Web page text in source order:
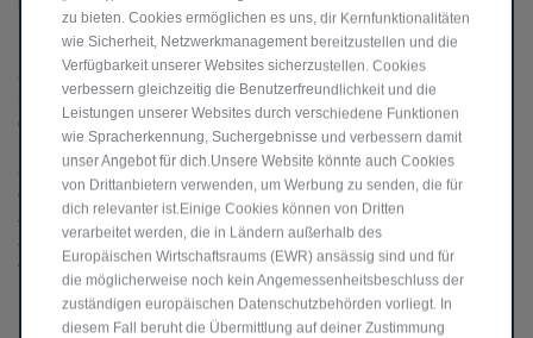
Die Sicherheit von Fahrer und Beifahrer steht beim Jeep
Compass
an erster Stelle. Der Jeep Compass bietet eine ganze Reihe aktiver
und passiver Sicherheits- und Assistenzsystemen für den Alltag,
darunter das Auffahrwarnsystem und den Spurhalteassistenten.
Beide werden serienmäßig in der gesamten Produktpalette
angeboten sowie die elektronische Stabilitätskontrolle (ESC) mit
elektronischer Wank- und Überrollkontrolle (ERM) und zusätzlicher
Seitenairbags vorne und hinten. Außerdem gehören zu den
Sicherheitsfunktionen der Totwinkel-Assistent mit hintere
Querbewegungserkennung, Adaptiver Tempomat, ParkView
Rückfahrkamera mit dynamischen Führungslinien und ParkSense
Einparksenosoren.
zu bieten. Cookies ermöglichen es uns, dir Kernfunktionalitäten
wie Sicherheit, Netzwerkmanagement bereitzustellen und die
Verfügbarkeit unserer Websites sicherzustellen. Cookies
verbessern gleichzeitig die Benutzerfreundlichkeit und die
Leistungen unserer Websites durch verschiedene Funktionen
wie Spracherkennung, Suchergebnisse und verbessern damit
unser Angebot für dich.Unsere Website könnte auch Cookies
von Drittanbietern verwenden, um Werbung zu senden, die für
dich relevanter ist.Einige Cookies können von Dritten
verarbeitet werden, die in Ländern außerhalb des
Europäischen Wirtschaftsraums (EWR) ansässig sind und für
die möglicherweise noch kein Angemessenheitsbeschluss der
zuständigen europäischen Datenschutzbehörden vorliegt. In
diesem Fall beruht die Übermittlung auf deiner Zustimmung